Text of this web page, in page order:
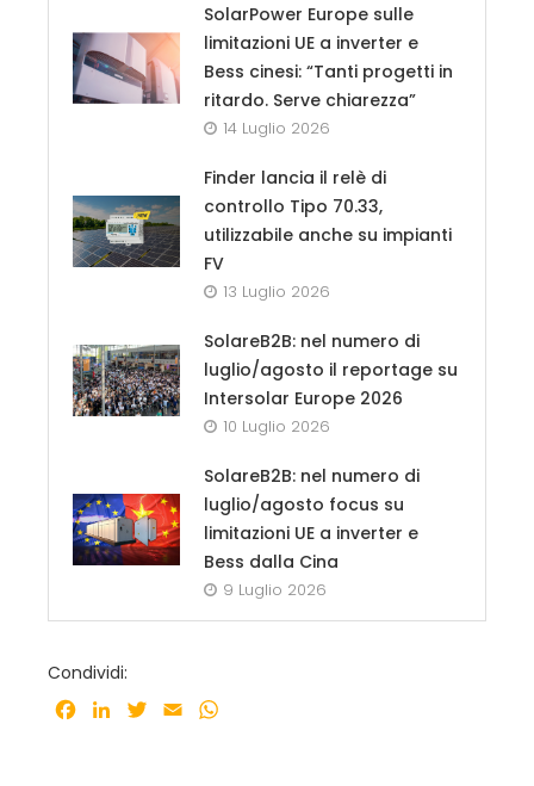
SolarPower Europe sulle
limitazioni UE a inverter e
Bess cinesi: “Tanti progetti in
ritardo. Serve chiarezza”
14 Luglio 2026
Finder lancia il relè di
controllo Tipo 70.33,
utilizzabile anche su impianti
FV
13 Luglio 2026
SolareB2B: nel numero di
luglio/agosto il reportage su
Intersolar Europe 2026
10 Luglio 2026
SolareB2B: nel numero di
luglio/agosto focus su
limitazioni UE a inverter e
Bess dalla Cina
9 Luglio 2026
Condividi:
Facebook
LinkedInTwitter
Email